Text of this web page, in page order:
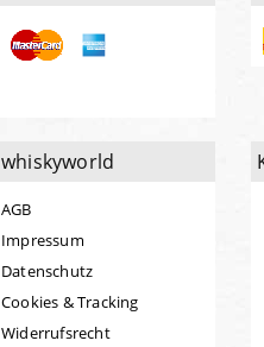
whiskyworld
AGB
Impressum
Datenschutz
Cookies & Tracking
Widerrufsrecht